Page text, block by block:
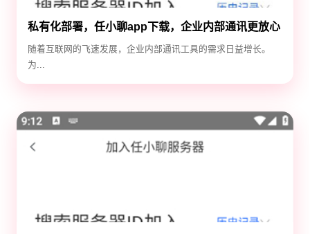
私有化部署，任小聊app下载，企业内部通讯更放心
随着互联网的飞速发展，企业内部通讯工具的需求日益增长。
为...